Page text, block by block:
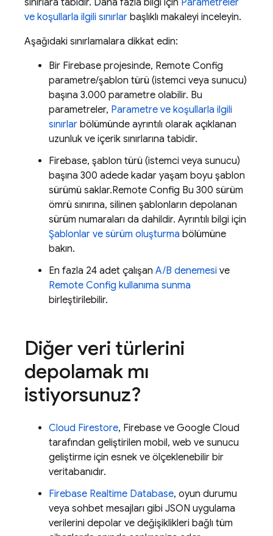
sınırlara tabidir. Daha fazla bilgi için Parametreler
ve koşullarla ilgili sınırlar başlıklı makaleyi inceleyin.
Aşağıdaki sınırlamalara dikkat edin:
Bir Firebase projesinde, Remote Config
parametre/şablon türü (istemci veya sunucu)
başına 3.000 parametre olabilir. Bu
parametreler, Parametre ve koşullarla ilgili
sınırlar bölümünde ayrıntılı olarak açıklanan
uzunluk ve içerik sınırlarına tabidir.
Firebase, şablon türü (istemci veya sunucu)
başına 300 adede kadar yaşam boyu şablon
sürümü saklar.Remote Config Bu 300 sürüm
ömrü sınırına, silinen şablonların depolanan
sürüm numaraları da dahildir. Ayrıntılı bilgi için
Şablonlar ve sürüm oluşturma bölümüne
bakın.
En fazla 24 adet çalışan A/B denemesi ve
Remote Config kullanıma sunma
birleştirilebilir.
Diğer veri türlerini
depolamak mı
istiyorsunuz?
Cloud Firestore, Firebase ve Google Cloud
tarafından geliştirilen mobil, web ve sunucu
geliştirme için esnek ve ölçeklenebilir bir
veritabanıdır.
Firebase Realtime Database, oyun durumu
veya sohbet mesajları gibi JSON uygulama
verilerini depolar ve değişiklikleri bağlı tüm